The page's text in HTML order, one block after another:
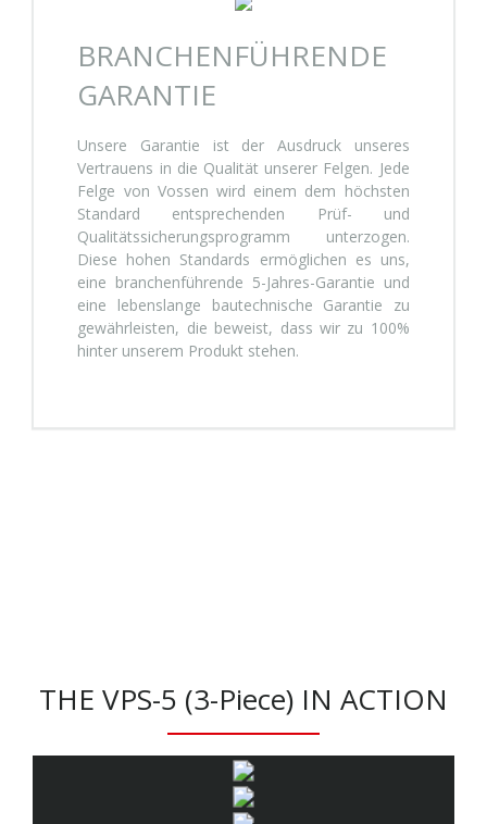
BRANCHENFÜHRENDE
GARANTIE
Unsere Garantie ist der Ausdruck unseres
Vertrauens in die Qualität unserer Felgen. Jede
Felge von Vossen wird einem dem höchsten
Standard entsprechenden Prüf- und
Qualitätssicherungsprogramm unterzogen.
Diese hohen Standards ermöglichen es uns,
eine branchenführende 5-Jahres-Garantie und
eine lebenslange bautechnische Garantie zu
gewährleisten, die beweist, dass wir zu 100%
hinter unserem Produkt stehen.
THE VPS-5 (3-Piece) IN ACTION